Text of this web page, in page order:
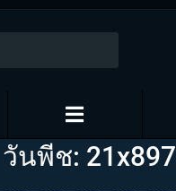
วันพีช: 21x897